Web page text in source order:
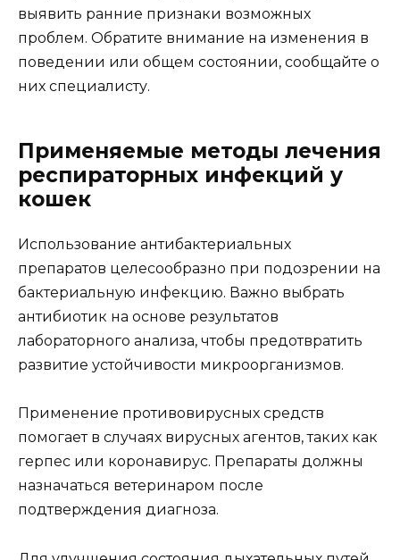
выявить ранние признаки возможных
проблем. Обратите внимание на изменения в
поведении или общем состоянии, сообщайте о
них специалисту.
Применяемые методы лечения
респираторных инфекций у
кошек
Использование антибактериальных
препаратов целесообразно при подозрении на
бактериальную инфекцию. Важно выбрать
антибиотик на основе результатов
лабораторного анализа, чтобы предотвратить
развитие устойчивости микроорганизмов.
Применение противовирусных средств
помогает в случаях вирусных агентов, таких как
герпес или коронавирус. Препараты должны
назначаться ветеринаром после
подтверждения диагноза.